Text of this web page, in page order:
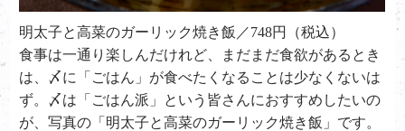
明太子と高菜のガーリック焼き飯／748円（税込）
食事は一通り楽しんだけれど、まだまだ食欲があるとき
は、〆に「ごはん」が食べたくなることは少なくないは
ず。〆は「ごはん派」という皆さんにおすすめしたいの
が、写真の「明太子と高菜のガーリック焼き飯」です。